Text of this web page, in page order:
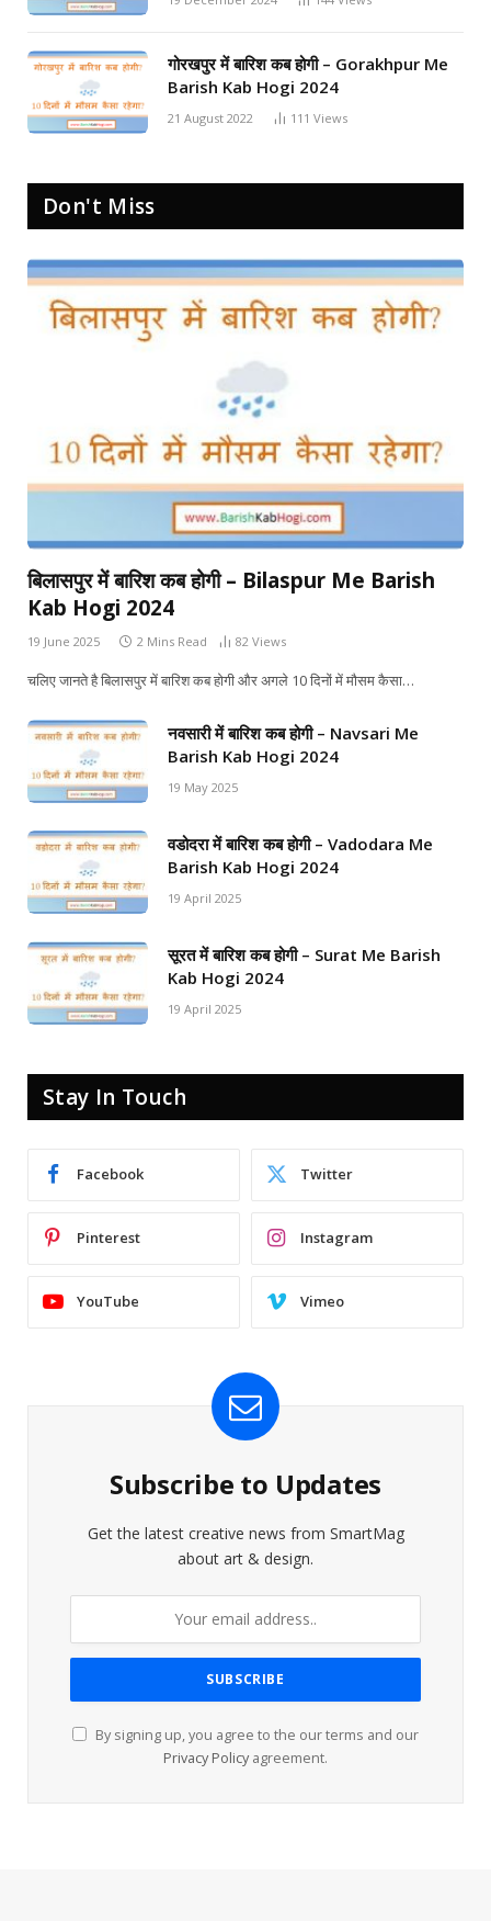
गोरखपुर में बारिश कब होगी – Gorakhpur Me
Barish Kab Hogi 2024
21 August 2022 111 Views
Don't Miss
बिलासपुर में बारिश कब होगी – Bilaspur Me Barish
Kab Hogi 2024
19 June 2025 2 Mins Read 82 Views
चलिए जानते है बिलासपुर में बारिश कब होगी और अगले 10 दिनों में मौसम कैसा…
नवसारी में बारिश कब होगी – Navsari Me
Barish Kab Hogi 2024
19 May 2025
वडोदरा में बारिश कब होगी – Vadodara Me
Barish Kab Hogi 2024
19 April 2025
सूरत में बारिश कब होगी – Surat Me Barish
Kab Hogi 2024
19 April 2025
Stay In Touch
Facebook Twitter
Pinterest Instagram
YouTube Vimeo
Subscribe to Updates
Get the latest creative news from SmartMag
about art & design.
By signing up, you agree to the our terms and our
Privacy Policy agreement.